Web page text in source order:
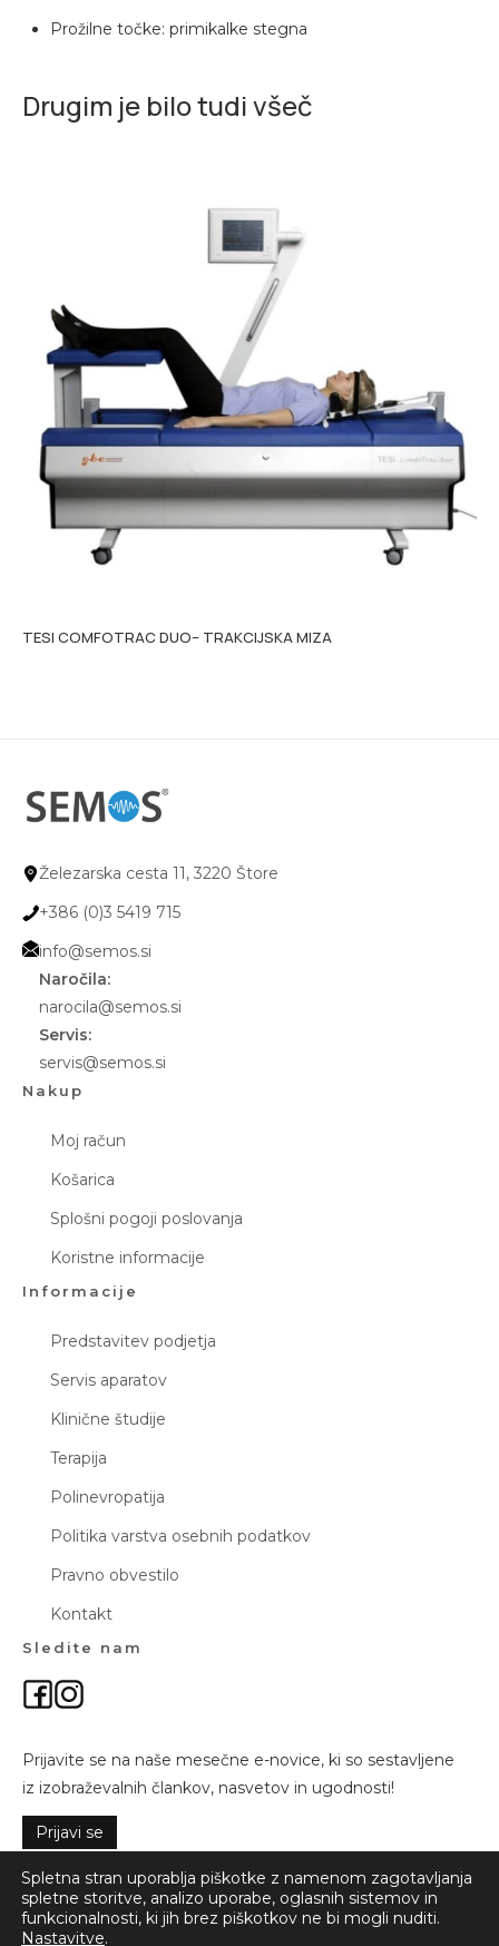
Prožilne točke: primikalke stegna
Drugim je bilo tudi všeč
TESI COMFOTRAC DUO– TRAKCIJSKA MIZA
Železarska cesta 11, 3220 Štore
+386 (0)3 5419 715
info@semos.si
Naročila:
narocila@semos.si
Servis:
servis@semos.si
Nakup
Moj račun
Košarica
Splošni pogoji poslovanja
Koristne informacije
Informacije
Predstavitev podjetja
Servis aparatov
Klinične študije
Terapija
Polinevropatija
Politika varstva osebnih podatkov
Pravno obvestilo
Kontakt
Sledite nam
Prijavite se na naše mesečne e-novice, ki so sestavljene
iz izobraževalnih člankov, nasvetov in ugodnosti!
Prijavi se
© 2026 Semos d.o.o. Vse pravice pridržane.
Spletna stran uporablja piškotke z namenom zagotavljanja
spletne storitve, analizo uporabe, oglasnih sistemov in
funkcionalnosti, ki jih brez piškotkov ne bi mogli nuditi.
Nastavitve.